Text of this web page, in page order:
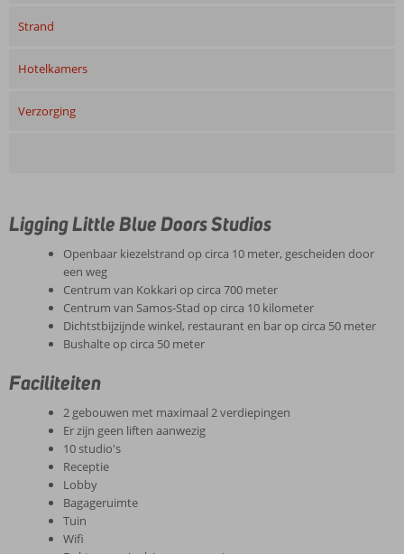
Strand
Hotelkamers
Verzorging
Ligging Little Blue Doors Studios
Openbaar kiezelstrand op circa 10 meter, gescheiden door
een weg
Centrum van Kokkari op circa 700 meter
Centrum van Samos-Stad op circa 10 kilometer
Dichtstbijzijnde winkel, restaurant en bar op circa 50 meter
Bushalte op circa 50 meter
Faciliteiten
2 gebouwen met maximaal 2 verdiepingen
Er zijn geen liften aanwezig
10 studio's
Receptie
Lobby
Bagageruimte
Tuin
Wifi